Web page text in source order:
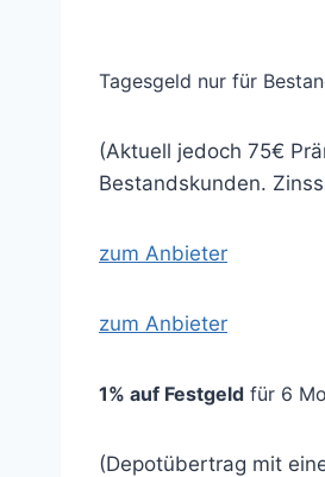
Tagesgeld nur für
(Aktuell jedoch 75€
Bestandskunden.
zum Anbieter
zum Anbieter
1% auf Festgeld für 6
(Depotübertrag mit